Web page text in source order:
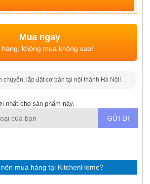
Mua ngay
hàng, không mua không sao!
chuyển, lắp đặt cơ bản tại nội thành Hà Nội!
nhất cho sản phẩm này.
mua hàng tại KitchenHome?